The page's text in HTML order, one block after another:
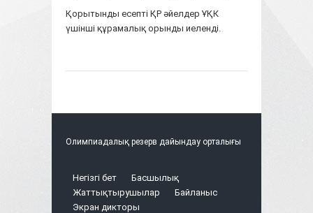
Қорытынды есепті ҚР әйелдер ҰҚК
үшінші құрамалық орынды иеленді.
Олимпиадалық резерв дайындау орталығы
Негізгі бет
Басшылық
Жаттықтырушылар
Байланыс
Экран дикторы